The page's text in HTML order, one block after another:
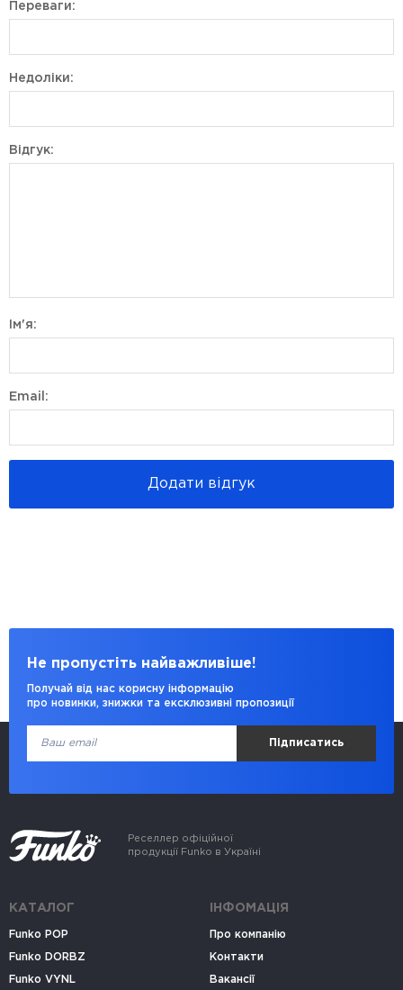
Переваги:
Недоліки:
Відгук:
Ім'я:
Email:
Додати відгук
Не пропустіть найважливіше!
Получай від нас корисну інформацію
про новинки, знижки та ексклюзивні пропозиції
Підписатись
Реселлер офіційної
продукції Funko в Україні
КАТАЛОГ
Funko POP
Funko DORBZ
Funko VYNL
ІНФОМАЦІЯ
Про компанію
Контакти
Вакансії